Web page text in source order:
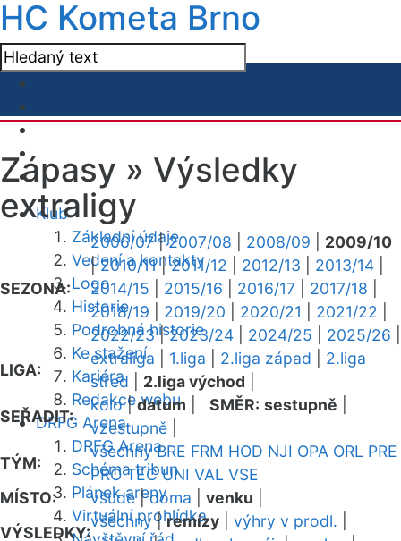
HC Kometa Brno
Klub
Základní údaje
Vedení a kontakty
Logo
Historie
Podrobná historie
Ke stažení
Kariéra
Redakce webu
DRFG Arena
DRFG Arena
Schéma tribun
Plánek areny
Virtuální prohlídka
Zápasy » Výsledky
extraligy
SEZONA:
2006/07|2007/08 2008/09
2009/10
|2010/11|2011/12 2012/13 2013/14
2014/15
2015/16 2016/17 2017/18
2018/19
2019/20 2020/21 2021/22
2022/23|2023/24 2024/25 2025/26
LIGA:
extraliga 1.liga 2.liga západ
2.liga
střed
2.liga východ
SEŘADIT:
kolo|datum SMĚR: sestupně
vzestupně
TÝM:
všechny BRE FRM HOD NJI OPA ORL PRE
PRO TEC UNI VAL VSE
MÍSTO:
všude|doma venku
VÝSLEDKY:
všechny|remízy výhry v prodl.